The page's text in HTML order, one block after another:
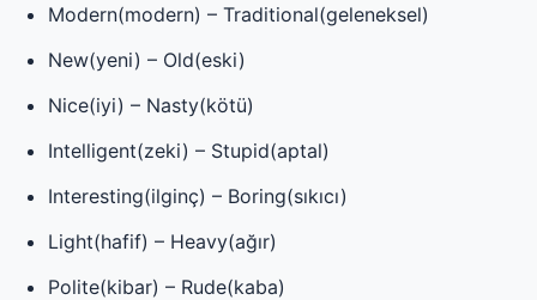
Modern(modern) – Traditional(geleneksel)
New(yeni) – Old(eski)
Nice(iyi) – Nasty(kötü)
Intelligent(zeki) – Stupid(aptal)
Interesting(ilginç) – Boring(sıkıcı)
Light(hafif) – Heavy(ağır)
Polite(kibar) – Rude(kaba)